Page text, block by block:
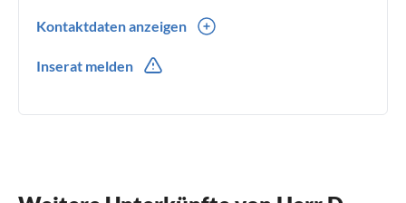
Kontaktdaten anzeigen
Inserat melden